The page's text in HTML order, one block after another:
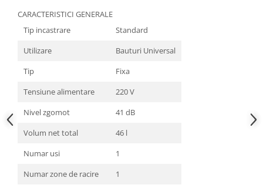
CARACTERISTICI GENERALE
Tip incastrare
Standard
Utilizare
Bauturi Universal
Tip
Fixa
Tensiune alimentare
220 V
Nivel zgomot
41 dB
Volum net total
46 l
Numar usi
1
Numar zone de racire
1